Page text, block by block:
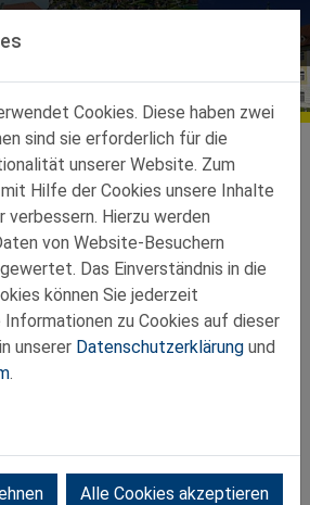
springen
St-Peter-Au Seitenstetten Galerie
Cookies. Diese haben zwei
sind sie erforderlich für die
unserer Website. Zum
Hilfe der Cookies unsere Inhalte
verbessern. Hierzu werden
von Website-Besuchern
Das Einverständnis in die
können Sie jederzeit
zu Cookies auf dieser
unserer Datenschutzerklärung und
.
Alle Cookies akzeptieren